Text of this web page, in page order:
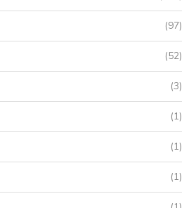
(97)
(52)
(3)
(1)
(1)
(1)